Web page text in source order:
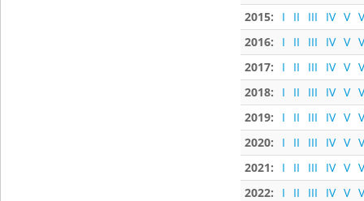
2015:
I II III IV V
2016:
I II III IV V
2017:
I II III IV V
2018:
I II III IV V
2019:
I II III IV V
2020:
I II III IV V
2021:
I II III IV V
2022:
I II III IV V